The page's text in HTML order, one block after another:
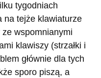
tygodniach
na tejże klawiaturze
ze wspomnianymi
klawiszy (strzałki i
głównie dla tych
sporo piszą, a